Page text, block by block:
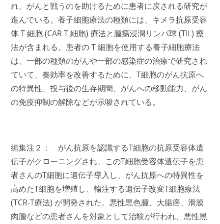
れ、がんと戦うのを助けるために患者に戻される研究が
進んでいる。養子細胞療法の種類には、キメラ抗原受容
体 T 細胞 (CAR T 細胞) 療法と腫瘍浸潤リンパ球 (TIL) 療
法が含まれる。患者の T 細胞を使用する養子細胞療法
は、一部の種類のがんや一部の感染症の治療で研究され
ていて、奏効率を改善するために、T細胞のがん抗原へ
の特異性、投与後の生存期間、がんへの移動能力、がん
の免疫抑制の解除などが示唆されている。
編集注２： がん抗原を認識するT細胞の抗原受容体遺
伝子がクローニングされ、このT細胞受容体遺伝子を患
者さんのT細胞に遺伝子導入し、がん抗原への特異性を
高めたT細胞を増殖し、輸注する遺伝子改変T細胞療法
(TCR-T療法) が開発された。悪性黒色腫、大腸癌、滑膜
肉腫などの患者さんを対象として治験が行われ、悪性黒